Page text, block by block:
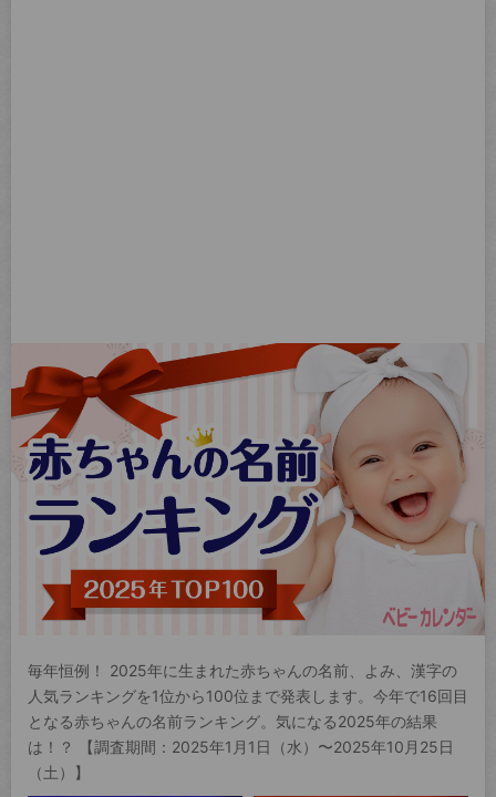
毎年恒例！ 2025年に生まれた赤ちゃんの名前、よみ、漢字の
人気ランキングを1位から100位まで発表します。今年で16回目
となる赤ちゃんの名前ランキング。気になる2025年の結果
は！？ 【調査期間：2025年1月1日（水）〜2025年10月25日
（土）】